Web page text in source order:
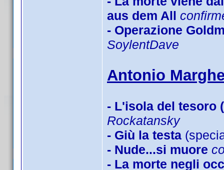
aus dem All
- Operazione
SoylentDave
Antonio
- L'isola del tesoro
Rockatansky
- Giù la testa
- Nude...si muore
- La morte negli